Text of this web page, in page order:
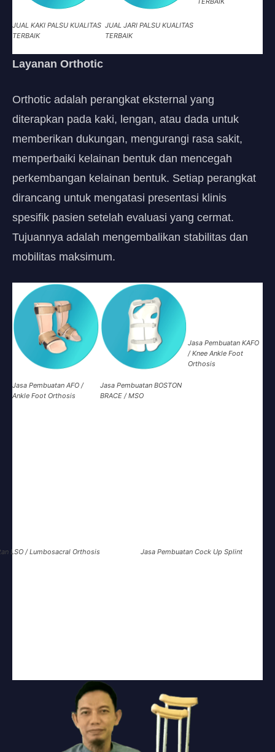
JUAL KAKI PALSU KUALITAS
TERBAIK
JUAL JARI PALSU KUALITAS
TERBAIK
Layanan Orthotic
Orthotic adalah perangkat eksternal yang
diterapkan pada kaki, lengan, atau dada untuk
memberikan dukungan, mengurangi rasa sakit,
memperbaiki kelainan bentuk dan mencegah
perkembangan kelainan bentuk. Setiap perangkat
dirancang untuk mengatasi presentasi klinis
spesifik pasien setelah evaluasi yang cermat.
Tujuannya adalah mengembalikan stabilitas dan
mobilitas maksimum.
Jasa Pembuatan AFO /
Ankle Foot Orthosis
Jasa Pembuatan BOSTON
BRACE / MSO
Jasa Pembuatan KAFO
/ Knee Ankle Foot
Orthosis
LSO / Lumbosacral Orthosis Jasa Pembuatan Cock Up Splint